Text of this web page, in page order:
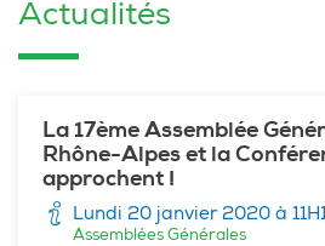
Actualités
La 17ème Assemblée
Rhône-Alpes et la
approchent !
Lundi 20 janvier 2020 à
Assemblées Générales